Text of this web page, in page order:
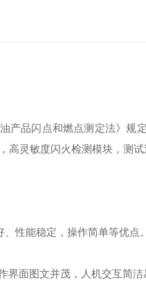
产品闪点和燃点测定法》
高灵敏度闪火检测模块，测
性能稳定，操作简单等优点
界面图文并茂，人机交互简洁